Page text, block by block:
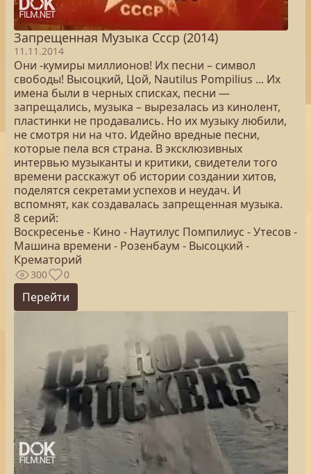
Запрещенная Музыка Ссср (2014)
11.11.2014
Они -кумиры миллионов! Их песни – символ
свободы! Высоцкий, Цой, Nautilus Pompilius ... Их
имена были в черных списках, песни —
запрещались, музыка – вырезалась из кинолент,
пластинки не продавались. Но их музыку любили,
не смотря ни на что. Идейно вредные песни,
которые пела вся страна. В эксклюзивных
интервью музыканты и критики, свидетели того
времени расскажут об истории создании хитов,
поделятся секретами успехов и неудач. И
вспомнят, как создавалась запрещенная музыка.
8 серий:
Воскресенье - Кино - Наутилус Помпилиус - Утесов -
Машина времени - Розенбаум - Высоцкий -
Крематорий
300 0
Перейти